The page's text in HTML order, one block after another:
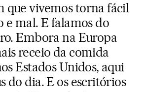
que vivemos torna fácil
mal. E falamos do
Embora na Europa
receio da comida
Estados Unidos, aqui
do dia. E os escritórios